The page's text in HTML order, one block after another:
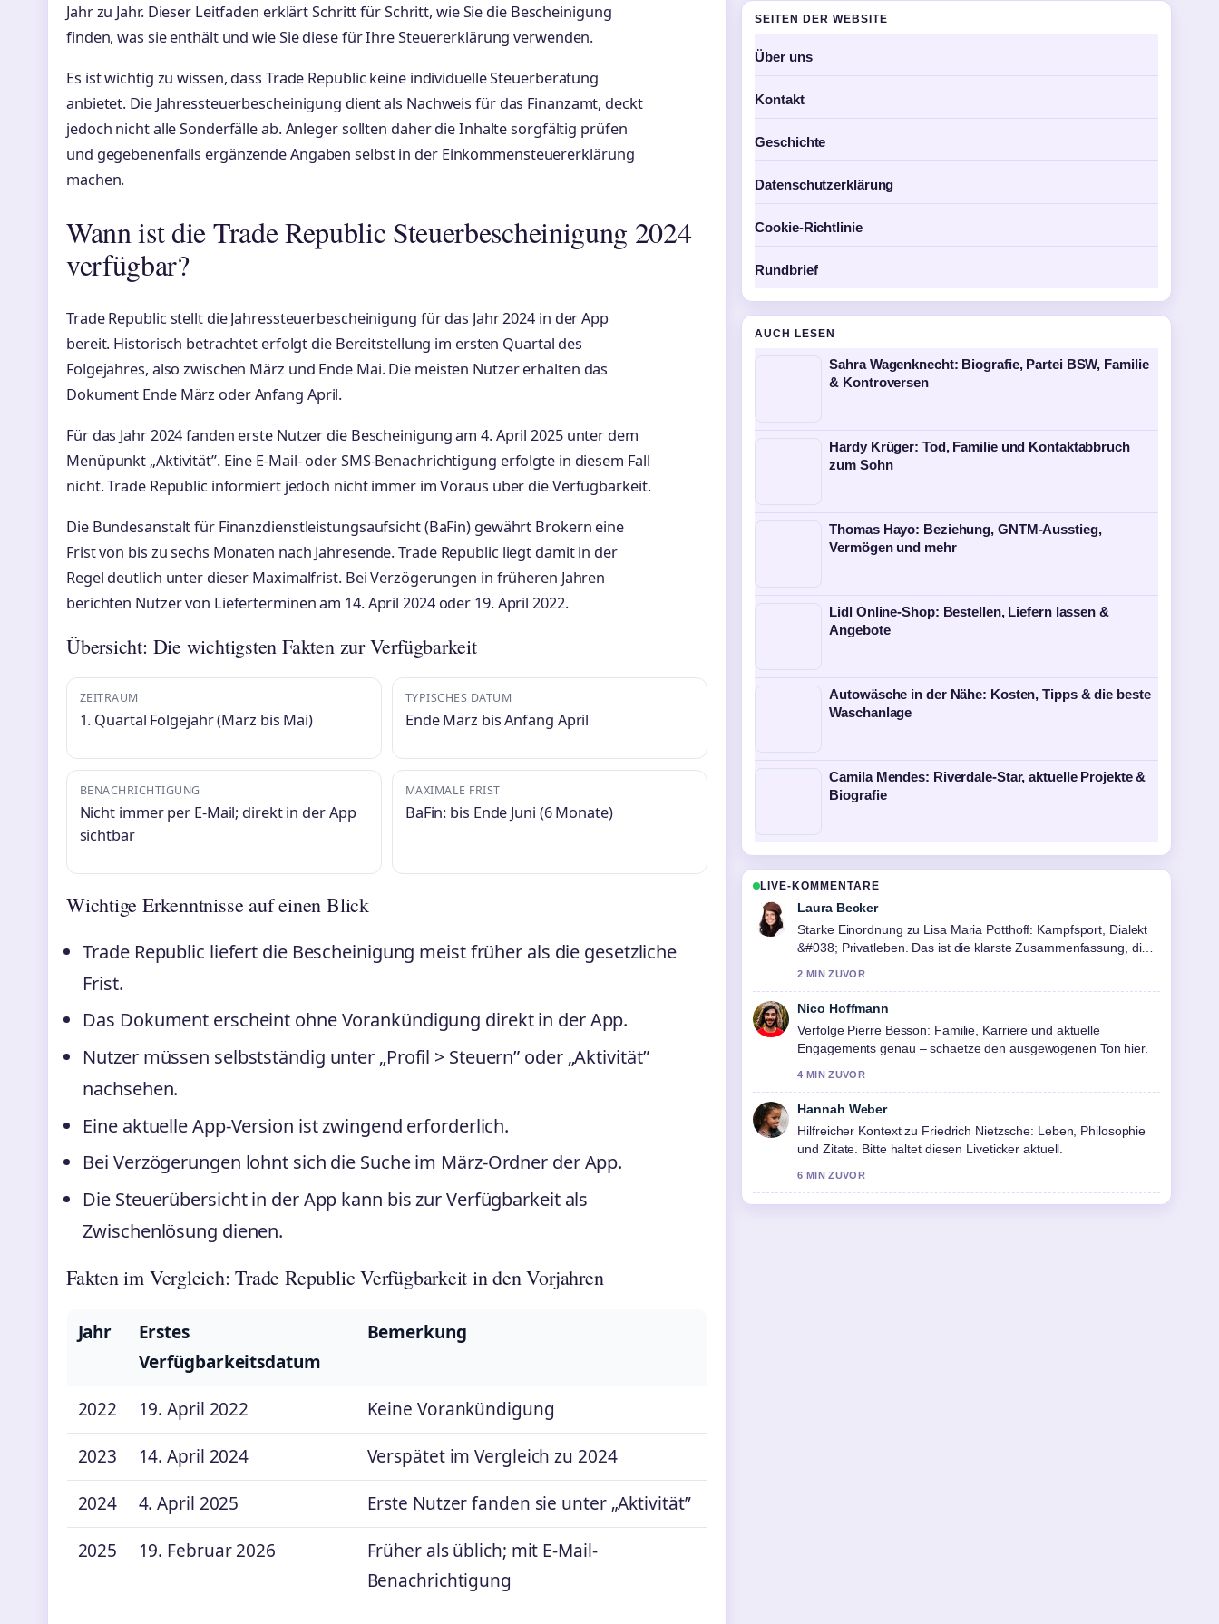
Jahr zu Jahr. Dieser Leitfaden erklärt Schritt für Schritt, wie Sie die Bescheinigung
finden, was sie enthält und wie Sie diese für Ihre Steuererklärung verwenden.
Es ist wichtig zu wissen, dass Trade Republic keine individuelle Steuerberatung
anbietet. Die Jahressteuerbescheinigung dient als Nachweis für das Finanzamt, deckt
jedoch nicht alle Sonderfälle ab. Anleger sollten daher die Inhalte sorgfältig prüfen
und gegebenenfalls ergänzende Angaben selbst in der Einkommensteuererklärung
machen.
Wann ist die Trade Republic Steuerbescheinigung 2024
verfügbar?
Trade Republic stellt die Jahressteuerbescheinigung für das Jahr 2024 in der App
bereit. Historisch betrachtet erfolgt die Bereitstellung im ersten Quartal des
Folgejahres, also zwischen März und Ende Mai. Die meisten Nutzer erhalten das
Dokument Ende März oder Anfang April.
Für das Jahr 2024 fanden erste Nutzer die Bescheinigung am 4. April 2025 unter dem
Menüpunkt „Aktivität”. Eine E-Mail- oder SMS-Benachrichtigung erfolgte in diesem Fall
nicht. Trade Republic informiert jedoch nicht immer im Voraus über die Verfügbarkeit.
Die Bundesanstalt für Finanzdienstleistungsaufsicht (BaFin) gewährt Brokern eine
Frist von bis zu sechs Monaten nach Jahresende. Trade Republic liegt damit in der
Regel deutlich unter dieser Maximalfrist. Bei Verzögerungen in früheren Jahren
berichten Nutzer von Lieferterminen am 14. April 2024 oder 19. April 2022.
Übersicht: Die wichtigsten Fakten zur Verfügbarkeit
ZEITRAUM
1. Quartal Folgejahr (März bis Mai)
TYPISCHES DATUM
Ende März bis Anfang April
BENACHRICHTIGUNG
Nicht immer per E-Mail; direkt in der App
sichtbar
MAXIMALE FRIST
BaFin: bis Ende Juni (6 Monate)
Wichtige Erkenntnisse auf einen Blick
Trade Republic liefert die Bescheinigung meist früher als die gesetzliche
Frist.
Das Dokument erscheint ohne Vorankündigung direkt in der App.
Nutzer müssen selbstständig unter „Profil > Steuern” oder „Aktivität”
nachsehen.
Eine aktuelle App-Version ist zwingend erforderlich.
Bei Verzögerungen lohnt sich die Suche im März-Ordner der App.
Die Steuerübersicht in der App kann bis zur Verfügbarkeit als
Zwischenlösung dienen.
Fakten im Vergleich: Trade Republic Verfügbarkeit in den Vorjahren
Jahr
Erstes
Verfügbarkeitsdatum
Bemerkung
2022 19. April 2022
Keine Vorankündigung
2023
14. April 2024
Verspätet im Vergleich zu 2024
2024
4. April 2025
Erste Nutzer fanden sie unter „Aktivität”
2025
19. Februar 2026
Früher als üblich; mit E-Mail-
Benachrichtigung
SEITEN DER WEBSITE
Über uns
Kontakt
Geschichte
Datenschutzerklärung
Cookie-Richtlinie
Rundbrief
AUCH LESEN
Sahra Wagenknecht: Biografie, Partei BSW, Familie
& Kontroversen
Hardy Krüger: Tod, Familie und Kontaktabbruch
zum Sohn
Thomas Hayo: Beziehung, GNTM-Ausstieg,
Vermögen und mehr
Lidl Online-Shop: Bestellen, Liefern lassen &
Angebote
Autowäsche in der Nähe: Kosten, Tipps & die beste
Waschanlage
Camila Mendes: Riverdale-Star, aktuelle Projekte &
Biografie
LIVE-KOMMENTARE
Laura Becker
Starke Einordnung zu Lisa Maria Potthoff: Kampfsport, Dialekt
&#038; Privatleben. Das ist die klarste Zusammenfassung, die
2 MIN ZUVOR
Nico Hoffmann
Verfolge Pierre Besson: Familie, Karriere und aktuelle
Engagements genau – schaetze den ausgewogenen Ton hier.
4 MIN ZUVOR
Hannah Weber
Hilfreicher Kontext zu Friedrich Nietzsche: Leben, Philosophie
und Zitate. Bitte haltet diesen Liveticker aktuell.
6 MIN ZUVOR